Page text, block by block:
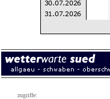
zugriffe: